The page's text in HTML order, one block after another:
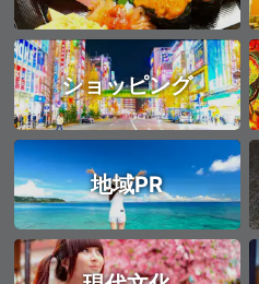
ショッピング
地域PR